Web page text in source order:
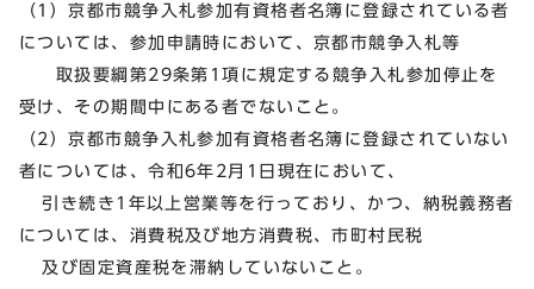
（1）京都市競争入札参加有資格者名簿に登録されている者
については、参加申請時において、京都市競争入札等
取扱要綱第29条第1項に規定する競争入札参加停止を
受け、その期間中にある者でないこと。
（2）京都市競争入札参加有資格者名簿に登録されていない
者については、令和6年2月1日現在において、
引き続き1年以上営業等を行っており、かつ、納税義務者
については、消費税及び地方消費税、市町村民税
及び固定資産税を滞納していないこと。